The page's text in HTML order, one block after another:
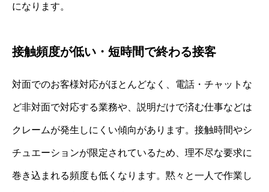
になります。
接触頻度が低い・短時間で終わる接客
対面でのお客様対応がほとんどなく、電話・チャットな
ど非対面で対応する業務や、説明だけで済む仕事などは
クレームが発生しにくい傾向があります。接触時間やシ
チュエーションが限定されているため、理不尽な要求に
巻き込まれる頻度も低くなります。黙々と一人で作業し